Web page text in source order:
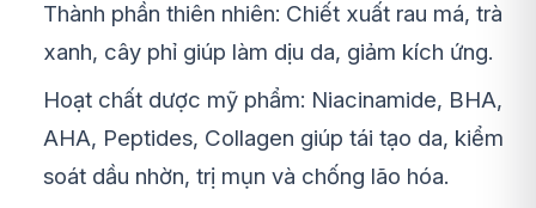
Thành phần thiên nhiên: Chiết xuất rau má, trà
xanh, cây phỉ giúp làm dịu da, giảm kích ứng.
Hoạt chất dược mỹ phẩm: Niacinamide, BHA,
AHA, Peptides, Collagen giúp tái tạo da, kiểm
soát dầu nhờn, trị mụn và chống lão hóa.